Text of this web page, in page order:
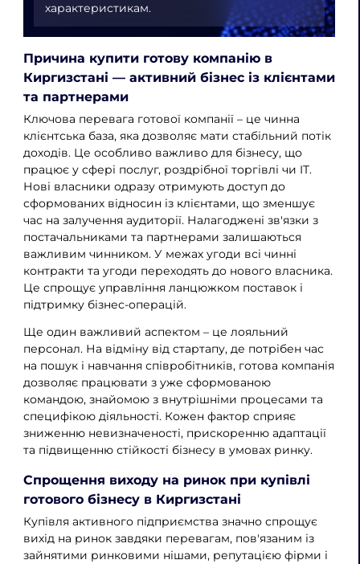
характеристикам.
Причина купити готову компанію в
Киргизстані — активний бізнес із клієнтами
та партнерами
Ключова перевага готової компанії – це чинна
клієнтська база, яка дозволяє мати стабільний потік
доходів. Це особливо важливо для бізнесу, що
працює у сфері послуг, роздрібної торгівлі чи IT.
Нові власники одразу отримують доступ до
сформованих відносин із клієнтами, що зменшує
час на залучення аудиторії. Налагоджені зв'язки з
постачальниками та партнерами залишаються
важливим чинником. У межах угоди всі чинні
контракти та угоди переходять до нового власника.
Це спрощує управління ланцюжком поставок і
підтримку бізнес-операцій.
Ще один важливий аспектом – це лояльний
персонал. На відміну від стартапу, де потрібен час
на пошук і навчання співробітників, готова компанія
дозволяє працювати з уже сформованою
командою, знайомою з внутрішніми процесами та
специфікою діяльності. Кожен фактор сприяє
зниженню невизначеності, прискоренню адаптації
та підвищенню стійкості бізнесу в умовах ринку.
Спрощення виходу на ринок при купівлі
готового бізнесу в Киргизстані
Купівля активного підприємства значно спрощує
вихід на ринок завдяки перевагам, пов'язаним із
зайнятими ринковими нішами, репутацією фірми і